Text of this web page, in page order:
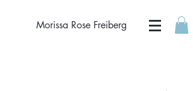
Morissa Rose Freiberg